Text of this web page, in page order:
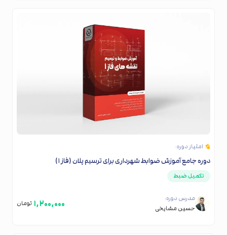
امتیاز دوره:
دوره جامع آموزش ضوابط شهرداری برای ترسیم پلان (فاز ۱)
تکمیل ضبط
مدرس دوره:
حسین مشایخی
۱,۲۰۰,۰۰۰ تومان